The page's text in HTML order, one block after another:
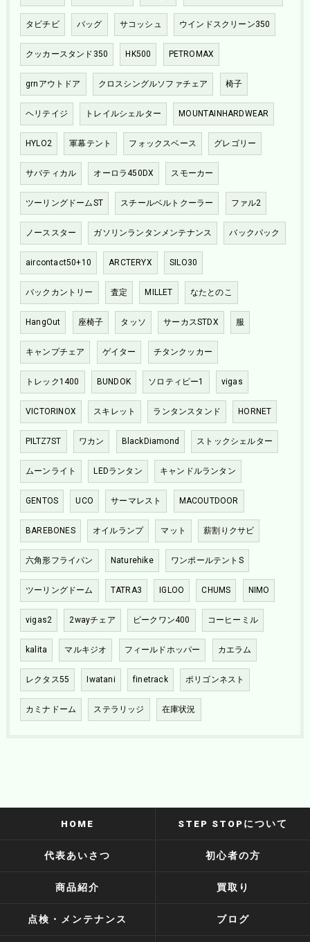
タビチビ バッグ サコッシュ ウインドスクリーン350
クッカースタンド350 HK500 PETROMAX
grnアウトドア クロスシングルソファチェア 椅子
ヘリテイジ トレイルシェルター MOUNTAINHARDWEAR
HYLO2 軍幕テント フォックスベース グレゴリー
サバティカル オーロラ450DX スモーカー
ツーリングドームST スチールベルトクーラー ファル2
ノーススター ガソリンランタンメンテナンス バックパック
aircontact50+10 ARCTERYX SILO30
バックカントリー 査定 MILLET なたとのこ
HangOut 座椅子 タッソ サーカスSTDX 服
キャンプチェア ゲイター チタンクッカー
トレック1400 BUNDOK ソロティピー1 vigas
VICTORINOX スキレット ランタンスタンド HORNET
PILTZ7ST ワカン BlackDiamond ストックシェルター
ムーンライト LEDランタン キャンドルランタン
GENTOS UCO サーマレスト MACOUTDOOR
BAREBONES オイルランプ マット 薪割りクサビ
六角形フライパン Naturehike ワンポールテントS
ツーリングドーム TATRA3 IGLOO CHUMS NIMO
vigas2 2wayチェア ピークワン400 コーヒーミル
kalita マルキジオ フィールドホッパー カエラム
レクタス55 Iwatani finetrack ポリゴンネスト
カミナドーム ステラリッジ 在庫状況
HOME STEP STOPについて
代表あいさつ 初心者の方
商品紹介 買取り
点検・メンテナンス ブログ